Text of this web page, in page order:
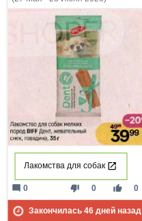
Лакомства для собак
thumb_down 0 thumb_up 0
mode_comment 0
Закончилась 46дней назад